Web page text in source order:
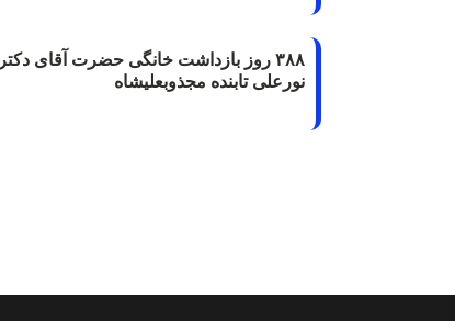
۳۸۸ روز بازداشت خانگی حضرت آقای دکتر
نورعلی تابنده مجذوبعلیشاه